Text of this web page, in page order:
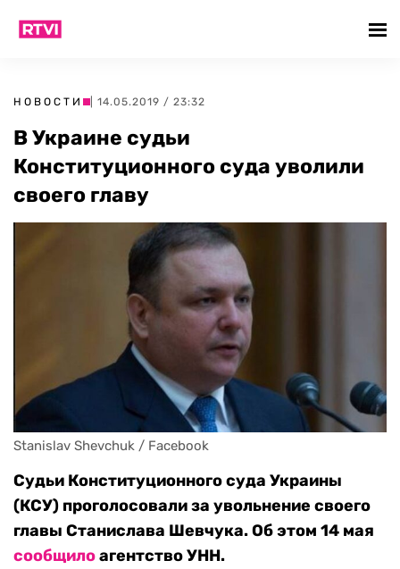
НОВОСТИ | 14.05.2019 / 23:32
В Украине судьи
Конституционного суда уволили
своего главу
Stanislav Shevchuk / Facebook
Судьи Конституционного суда Украины
(КСУ) проголосовали за увольнение своего
главы Станислава Шевчука. Об этом 14 мая
сообщилоагентство УНН.